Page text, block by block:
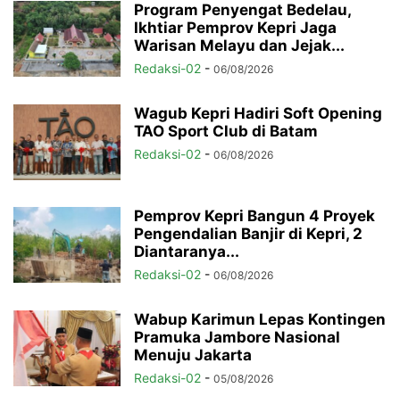
Program Penyengat Bedelau,
Ikhtiar Pemprov Kepri Jaga
Warisan Melayu dan Jejak...
Redaksi-02 - 06/08/2026
Wagub Kepri Hadiri Soft Opening
TAO Sport Club di Batam
Redaksi-02 - 06/08/2026
Pemprov Kepri Bangun 4 Proyek
Pengendalian Banjir di Kepri, 2
Diantaranya...
Redaksi-02 - 06/08/2026
Wabup Karimun Lepas Kontingen
Pramuka Jambore Nasional
Menuju Jakarta
Redaksi-02 - 05/08/2026